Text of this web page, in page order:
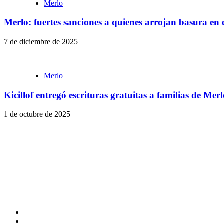
Merlo
Merlo: fuertes sanciones a quienes arrojan basura en
7 de diciembre de 2025
Merlo
Kicillof entregó escrituras gratuitas a familias de
1 de octubre de 2025